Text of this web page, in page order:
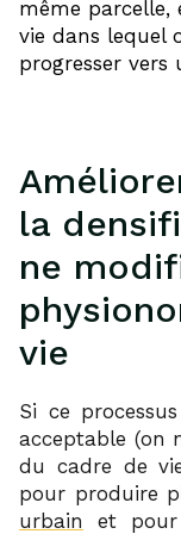
même parcelle,
vie dans lequel
progresser vers
la
ne
vie
Si ce
acceptable (on
du cadre de
pour produire
urbain et pour